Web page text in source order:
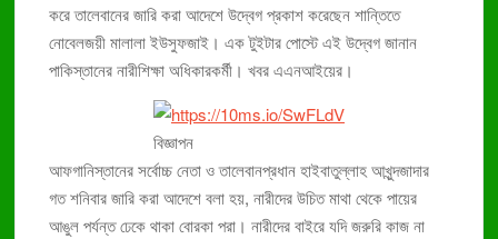
করে তালেবানের জারি করা আদেশে উদ্বেগ প্রকাশ করেছেন শান্তিতে
নোবেলজয়ী মালালা ইউসুফজাই। এক টুইটার পোস্টে এই উদ্বেগ জানান
পাকিস্তানের নারীশিক্ষা অধিকারকর্মী। খবর এএনআইয়ের।
বিজ্ঞাপন
আফগানিস্তানের সর্বোচ্চ নেতা ও তালেবানপ্রধান হাইবাতুল্লাহ আখুন্দজাদার
গত শনিবার জারি করা আদেশে বলা হয়, নারীদের উচিত মাথা থেকে পায়ের
আঙুল পর্যন্ত ঢেকে থাকা বোরকা পরা। নারীদের বাইরে যদি জরুরি কাজ না